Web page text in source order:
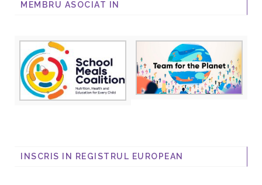
MEMBRU ASOCIAT IN
INSCRIS IN REGISTRUL EUROPEAN